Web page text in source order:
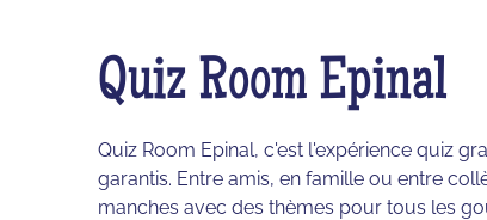
Quiz Room Epinal
Quiz Room Epinal, c'est l'expérience quiz
garantis. Entre amis, en famille ou entre
manches avec des thèmes pour tous les